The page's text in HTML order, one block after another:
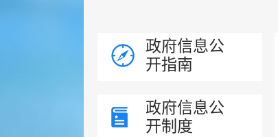
政府信息公
开指南
政府信息公
开制度